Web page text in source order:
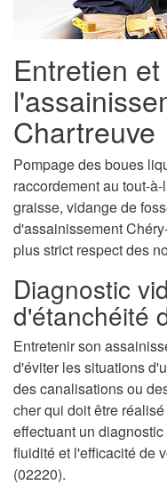
Entretien
Chartreuve
Pompage des boues
raccordement au tout-
graisse, vidange de
d'assainissement
plus strict respect des
Diagnostic
d'étanchéité
Entretenir son
d'éviter les situations
des canalisations ou
cher qui doit être
effectuant un
fluidité et l'efficacité de
(02220).